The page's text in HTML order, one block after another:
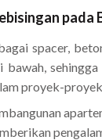
pada
spacer,
bawah,
proyek-proyek